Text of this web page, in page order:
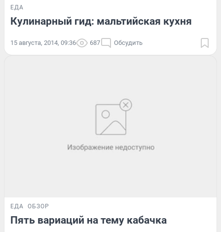
ЕДА
Кулинарный гид: мальтийская кухня
15 августа, 2014, 09:36 687 Обсудить
ЕДА ОБЗОР
Пять вариаций на тему кабачка